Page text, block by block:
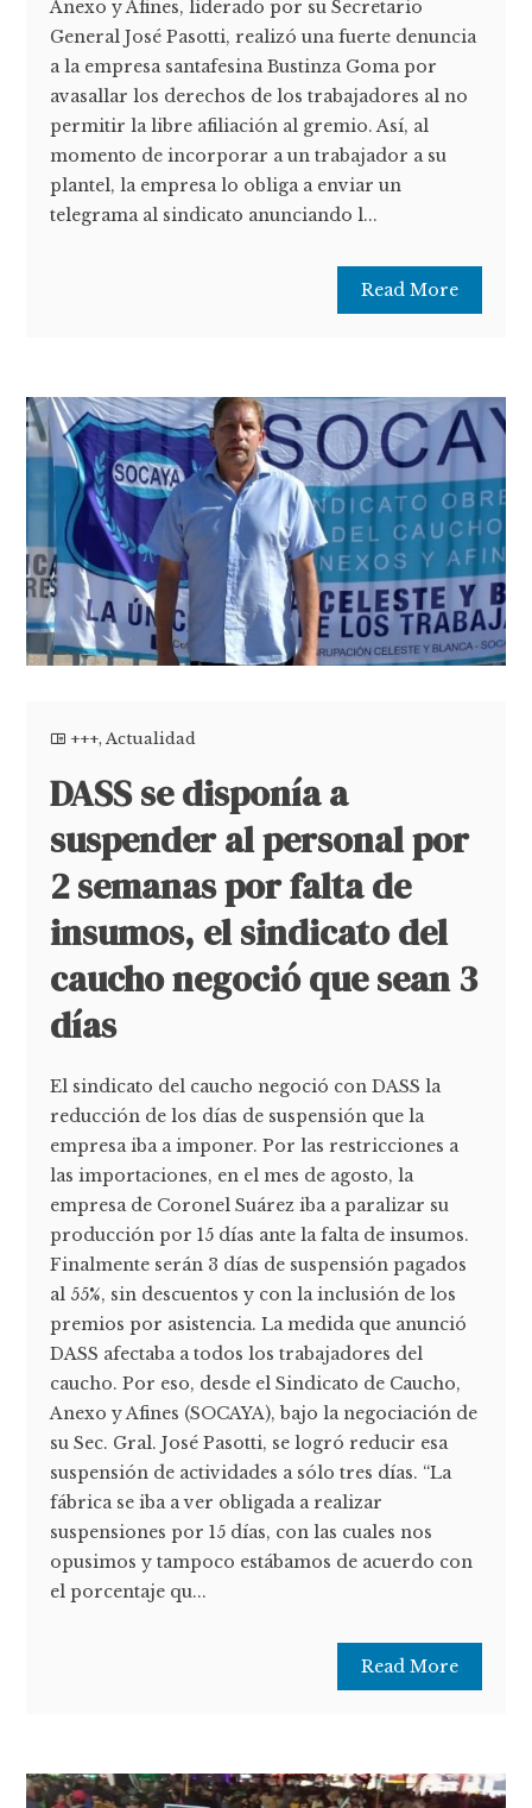
Anexo y Afines, liderado por su Secretario
General José Pasotti, realizó una fuerte denuncia
a la empresa santafesina Bustinza Goma por
avasallar los derechos de los trabajadores al no
permitir la libre afiliación al gremio. Así, al
momento de incorporar a un trabajador a su
plantel, la empresa lo obliga a enviar un
telegrama al sindicato anunciando l...
Read More
+++,Actualidad
DASS se disponía a
suspender al personal por
2 semanas por falta de
insumos, el sindicato del
caucho negoció que sean 3
días
El sindicato del caucho negoció con DASS la
reducción de los días de suspensión que la
empresa iba a imponer. Por las restricciones a
las importaciones, en el mes de agosto, la
empresa de Coronel Suárez iba a paralizar su
producción por 15 días ante la falta de insumos.
Finalmente serán 3 días de suspensión pagados
al 55%, sin descuentos y con la inclusión de los
premios por asistencia. La medida que anunció
DASS afectaba a todos los trabajadores del
caucho. Por eso, desde el Sindicato de Caucho,
Anexo y Afines (SOCAYA), bajo la negociación de
su Sec. Gral. José Pasotti, se logró reducir esa
suspensión de actividades a sólo tres días. “La
fábrica se iba a ver obligada a realizar
suspensiones por 15 días, con las cuales nos
opusimos y tampoco estábamos de acuerdo con
el porcentaje qu...
Read More